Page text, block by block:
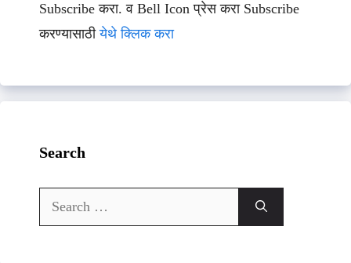
Subscribe करा. व Bell Icon प्रेस करा Subscribe
करण्यासाठीयेथे क्लिक करा
Search
Search
for: